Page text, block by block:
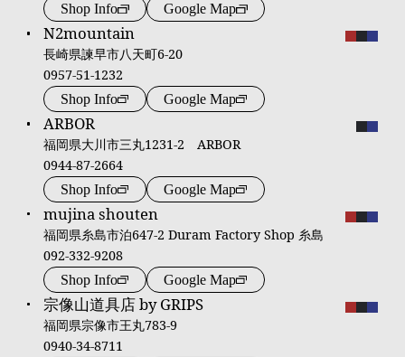
Shop Info Google Map
N2mountain
長崎県諫早市八天町6-20
0957-51-1232
Shop Info Google Map
ARBOR
福岡県大川市三丸1231-2 ARBOR
0944-87-2664
Shop Info Google Map
mujina shouten
福岡県糸島市泊647-2 Duram Factory Shop 糸島
092-332-9208
Shop Info Google Map
宗像山道具店 by GRIPS
福岡県宗像市王丸783-9
0940-34-8711